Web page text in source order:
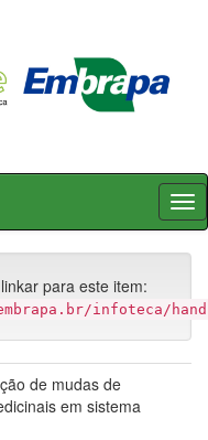
para este item:
infoteca/
de mudas de
em sistema